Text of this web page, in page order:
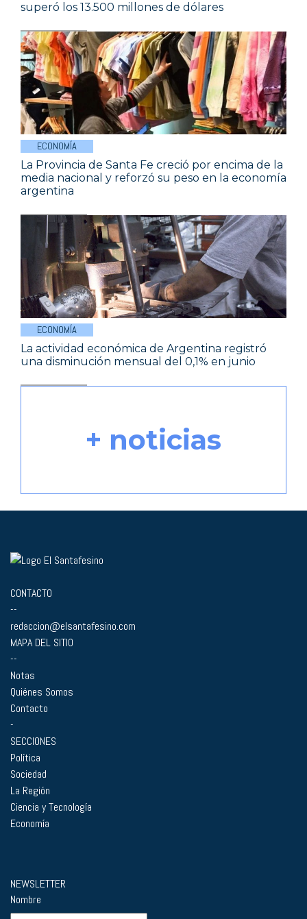
superó los 13.500 millones de dólares
ECONOMÍA
La Provincia de Santa Fe creció por encima de la
media nacional y reforzó su peso en la economía
argentina
ECONOMÍA
La actividad económica de Argentina registró
una disminución mensual del 0,1% en junio
+ noticias
CONTACTO
--
redaccion@elsantafesino.com
MAPA DEL SITIO
--
Notas
Quiénes Somos
Contacto
-
SECCIONES
Política
Sociedad
La Región
Ciencia y Tecnología
Economía
NEWSLETTER
Nombre